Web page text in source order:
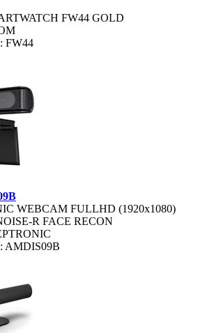
FW44 GOLD
: FW44
WEBCAM FULLHD (1920x1080)
R FACE RECON
: AMDIS09B